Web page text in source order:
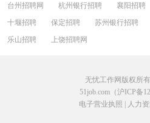
台州招聘网
杭州银行招聘 襄阳招聘
十堰招聘
保定招聘 苏州银行招聘
乐山招聘
上饶招聘网
无忧工作网版权所
51job.com（沪ICP备
电子营业执照
人力